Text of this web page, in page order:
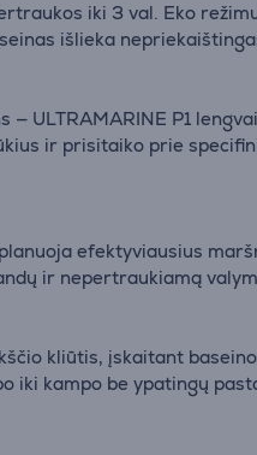
iki 3 val. Eko
išlieka
ULTRAMARINE P1
ir prisitaiko prie
efektyviausius
ir nepertraukiamą
kliūtis, įskaitant
iki kampo be ypatingų